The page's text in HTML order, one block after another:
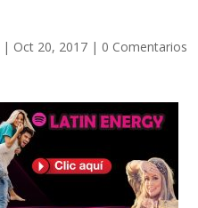
| Oct 20, 2017 | 0 Comentarios